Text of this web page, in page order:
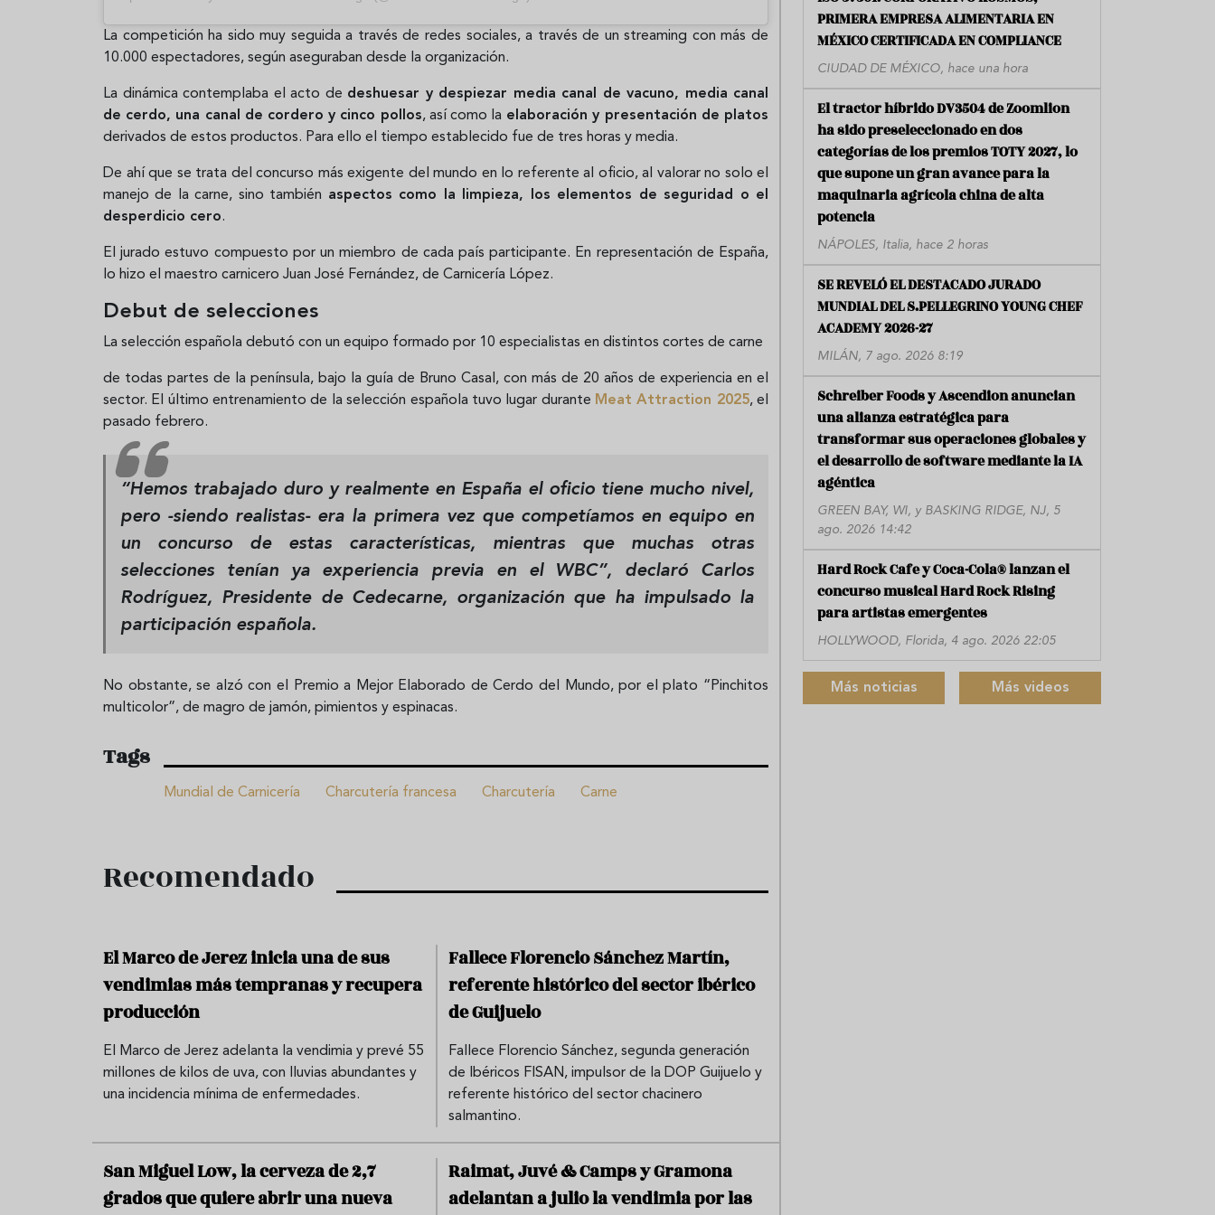
La competición ha sido muy seguida a través de redes sociales, a través de un streaming con más de
10.000 espectadores, según aseguraban desde la organización.
La dinámica contemplaba el acto de deshuesar y despiezar media canal de vacuno, media canal
de cerdo, una canal de cordero y cinco pollos, así como la elaboración y presentación de platos
derivados de estos productos. Para ello el tiempo establecido fue de tres horas y media.
De ahí que se trata del concurso más exigente del mundo en lo referente al oficio, al valorar no solo el
manejo de la carne, sino también aspectos como la limpieza, los elementos de seguridad o el
desperdicio cero.
El jurado estuvo compuesto por un miembro de cada país participante. En representación de España,
lo hizo el maestro carnicero Juan José Fernández, de Carnicería López.
Debut de selecciones
La selección española debutó con un equipo formado por 10 especialistas en distintos cortes de carne
de todas partes de la península, bajo la guía de Bruno Casal, con más de 20 años de experiencia en el
sector. El último entrenamiento de la selección española tuvo lugar durante Meat Attraction 2025, el
pasado febrero.
“Hemos trabajado duro y realmente en España el oficio tiene mucho nivel,
pero -siendo realistas- era la primera vez que competíamos en equipo en
un concurso de estas características, mientras que muchas otras
selecciones tenían ya experiencia previa en el WBC”, declaró Carlos
Rodríguez, Presidente de Cedecarne, organización que ha impulsado la
participación española.
No obstante, se alzó con el Premio a Mejor Elaborado de Cerdo del Mundo, por el plato “Pinchitos
multicolor”, de magro de jamón, pimientos y espinacas.
Tags
Mundial de Carnicería Charcutería francesa Charcutería Carne
Recomendado
El Marco de Jerez inicia una de sus
vendimias más tempranas y recupera
producción
El Marco de Jerez adelanta la vendimia y prevé 55
millones de kilos de uva, con lluvias abundantes y
una incidencia mínima de enfermedades.
Fallece Florencio Sánchez Martín,
referente histórico del sector ibérico
de Guijuelo
Fallece Florencio Sánchez, segunda generación
de Ibéricos FISAN, impulsor de la DOP Guijuelo y
referente histórico del sector chacinero
salmantino.
San Miguel Low, la cerveza de 2,7
grados que quiere abrir una nueva
Raimat, Juvé & Camps y Gramona
adelantan a julio la vendimia por las
PRIMERA EMPRESA ALIMENTARIA EN
MÉXICO CERTIFICADA EN COMPLIANCE
CIUDAD DE MÉXICO, hace una hora
El tractor híbrido DV3504 de Zoomlion
ha sido preseleccionado en dos
categorías de los premios TOTY 2027, lo
que supone un gran avance para la
maquinaria agrícola china de alta
potencia
NÁPOLES, Italia, hace 2 horas
SE REVELÓ EL DESTACADO JURADO
MUNDIAL DEL S.PELLEGRINO YOUNG CHEF
ACADEMY 2026-27
MILÁN, 7 ago. 2026 8:19
Schreiber Foods y Ascendion anuncian
una alianza estratégica para
transformar sus operaciones globales y
el desarrollo de software mediante la IA
agéntica
GREEN BAY, WI, y BASKING RIDGE, NJ, 5
ago. 2026 14:42
Hard Rock Cafe y Coca-Cola® lanzan el
concurso musical Hard Rock Rising
para artistas emergentes
HOLLYWOOD, Florida, 4 ago. 2026 22:05
Más noticias Más videos